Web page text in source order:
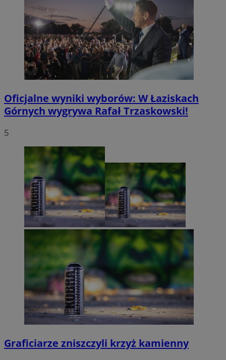
Oficjalne wyniki wyborów: W Łaziskach
Górnych wygrywa Rafał Trzaskowski!
5
Graficiarze zniszczyli krzyż kamienny